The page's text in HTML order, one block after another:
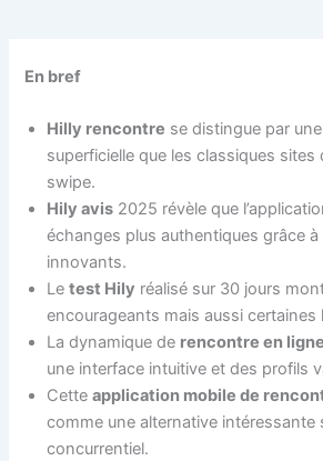
En bref
Hilly rencontre se distingue par
superficielle que les classiques
swipe.
Hily avis 2025 révèle que
échanges plus authentiques grâce à
innovants.
Letest Hily réalisé sur 30 jours
encourageants mais aussi certaines
La dynamique de rencontre en ligne
une interface intuitive et des profils
Cetteapplication mobile de
comme une alternative intéressante
concurrentiel.